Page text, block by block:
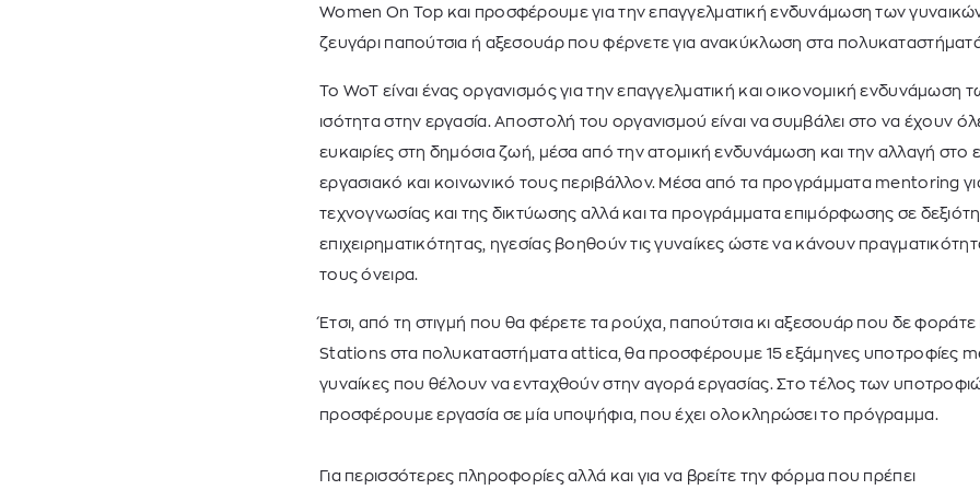
ΑΝΔΡΙΚΟ POLO ΠΟΥΛΟΒΕΡ
140,00 €
ΑΝΔΡΙΚΟ POLO ΠΟΥΛΟΒΕΡ
140,00 €
ΑΝΔΡΙΚΟ POLO
140,00
Women On Top και προσφέρουμε για την επαγγελματική ενδυνάμωση των
ζευγάρι παπούτσια ή αξεσουάρ που φέρνετε για ανακύκλωση στα
Το WoT είναι ένας οργανισμός για την επαγγελματική και οικονομική ενδυνάμωση
ισότητα στην εργασία. Αποστολή του οργανισμού είναι να συμβάλει στο να έχουν
ευκαιρίες στη δημόσια ζωή, μέσα από την ατομική ενδυνάμωση και την αλλαγή στο
εργασιακό και κοινωνικό τους περιβάλλον. Μέσα από τα προγράμματα mentoring
τεχνογνωσίας και της δικτύωσης αλλά και τα προγράμματα επιμόρφωσης σε
επιχειρηματικότητας, ηγεσίας βοηθούν τις γυναίκες ώστε να κάνουν
τους όνειρα.
Έτσι, από τη στιγμή που θα φέρετε τα ρούχα, παπούτσια κι αξεσουάρ που δε φοράτε
Stations στα πολυκαταστήματα attica, θα προσφέρουμε 15 εξάμηνες υποτροφίες
γυναίκες που θέλουν να ενταχθούν στην αγορά εργασίας. Στο τέλος των
προσφέρουμε εργασία σε μία υποψήφια, που έχει ολοκληρώσει το πρόγραμμα.
Για περισσότερες πληροφορίες αλλά και για να βρείτε την φόρμα που πρέπει